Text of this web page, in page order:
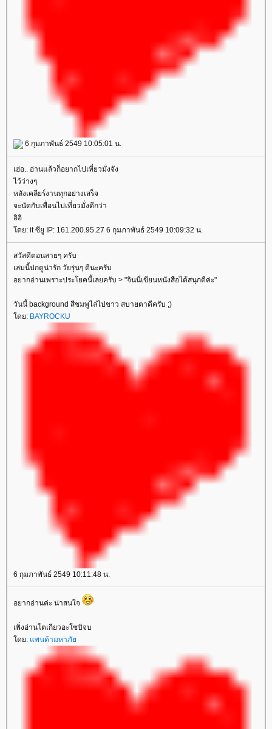
6 กุมภาพันธ์ 2549 10:05:01 น.
เฮ่อ.. อ่านแล้วก็อยากไปเที่ยวมั่งจัง
ไว้ว่างๆ
หลังเคลียร์งานทุกอย่างเสร็จ
จะนัดกับเพื่อนไปเที่ยวมั่งดีกว่า
อิอิ
ดย: it ซียู IP: 161.200.95.27 6 กุมภาพันธ์ 2549 10:09:32 น.
สวัสดีตอนสายๆ ครับ
เล่มนี้ปกดูน่ารัก วัยรุ่นๆ ดีนะครับ
อยากอ่านเพราะประโยคนี้เลยครับ > "จินนี่เขียนหนังสือได้สนุกดีค่ะ"
วันนี้ background สีชมพูไล่ไปขาว สบายตาดีครับ ;)
ดย: BAYROCKU
6 กุมภาพันธ์ 2549 10:11:48 น.
อยากอ่านค่ะ น่าสนใจ
เพิ่งอ่านโตเกียวอะโซบิจบ
ดย: พนด้ามหาภั